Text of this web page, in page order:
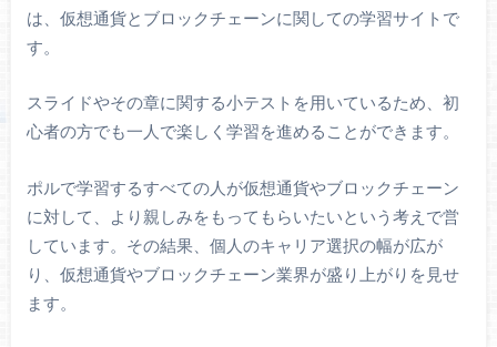
は、仮想通貨とブロックチェーンに関しての学習サイトで
す。
スライドやその章に関する小テストを用いているため、初
心者の方でも一人で楽しく学習を進めることができます。
ポルで学習するすべての人が仮想通貨やブロックチェーン
に対して、より親しみをもってもらいたいという考えで営
しています。その結果、個人のキャリア選択の幅が広が
り、仮想通貨やブロックチェーン業界が盛り上がりを見せ
ます。